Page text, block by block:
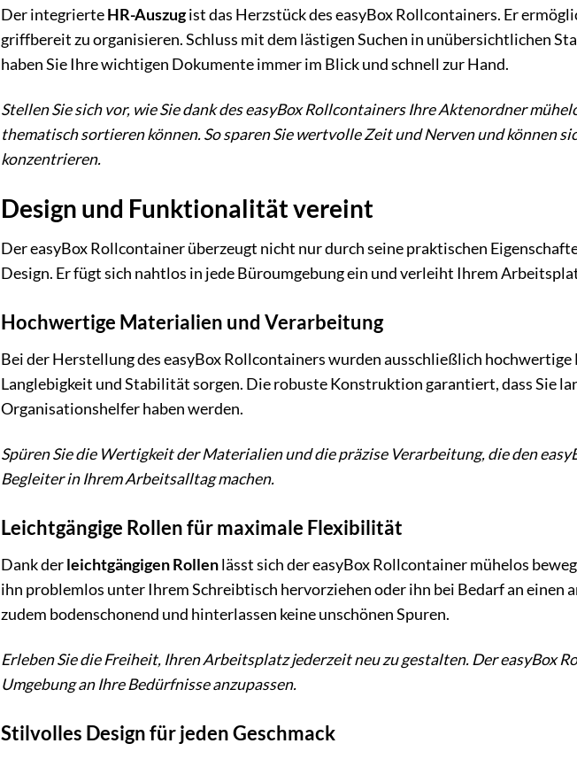
Der integrierteHR-Auszugist das Herzstück des easyBox Rollcontainers. Er
griffbereit zu organisieren. Schluss mit dem lästigen Suchen in unübersichtlichen
haben Sie Ihre wichtigen Dokumente immer im Blick und schnell zur Hand.
Stellen Sie sich vor, wie Sie dank des easyBox Rollcontainers Ihre Aktenordner
thematisch sortieren können. So sparen Sie wertvolle Zeit und Nerven und können
konzentrieren.
Design und Funktionalität vereint
Der easyBox Rollcontainer überzeugt nicht nur durch seine praktischen
Design. Er fügt sich nahtlos in jede Büroumgebung ein und verleiht Ihrem
Hochwertige Materialien und Verarbeitung
Bei der Herstellung des easyBox Rollcontainers wurden ausschließlich
Langlebigkeit und Stabilität sorgen. Die robuste Konstruktion garantiert, dass Sie
Organisationshelfer haben werden.
Spüren Sie die Wertigkeit der Materialien und die präzise Verarbeitung, die den
Begleiter in Ihrem Arbeitsalltag machen.
Leichtgängige Rollen für maximale Flexibilität
Dank derleichtgängigen Rollenlässt sich der easyBox Rollcontainer mühelos
ihn problemlos unter Ihrem Schreibtisch hervorziehen oder ihn bei Bedarf an einen
zudem bodenschonend und hinterlassen keine unschönen Spuren.
Erleben Sie die Freiheit, Ihren Arbeitsplatz jederzeit neu zu gestalten. Der easyBox
Umgebung an Ihre Bedürfnisse anzupassen.
Stilvolles Design für jeden Geschmack